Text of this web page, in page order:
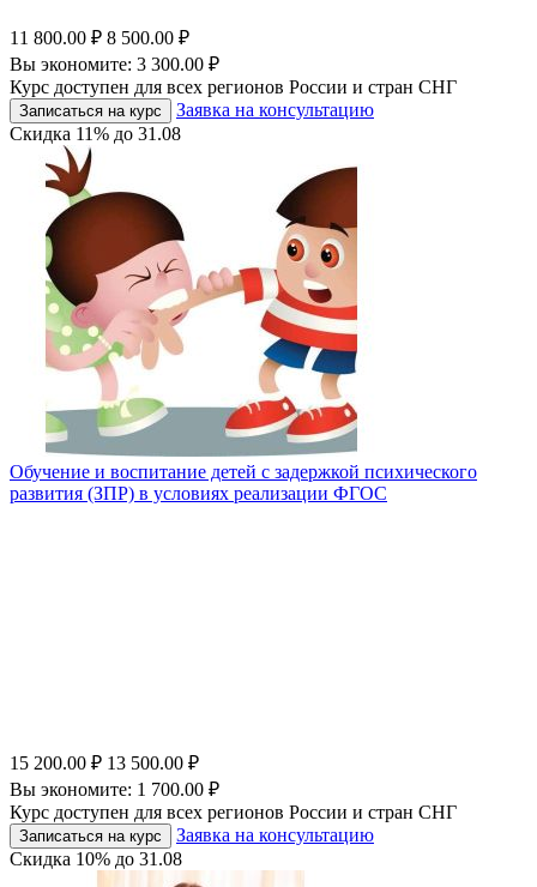
11 800.00 ₽ 8 500.00 ₽
Вы экономите: 3 300.00 ₽
Курс доступен для всех регионов России и стран СНГ
Записаться на курс
Заявка на консультацию
Скидка 11% до 31.08
Обучение и воспитание детей с задержкой психического
развития (ЗПР) в условиях реализации ФГОС
15 200.00 ₽ 13 500.00 ₽
Вы экономите: 1 700.00 ₽
Курс доступен для всех регионов России и стран СНГ
Записаться на курс
Заявка на консультацию
Скидка 10% до 31.08